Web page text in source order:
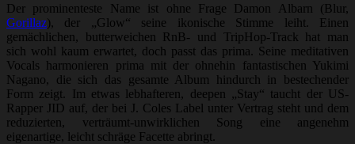
Der prominenteste Name ist ohne Frage Damon Albarn (Blur,
Gorillaz), der „Glow“ seine ikonische Stimme leiht. Einen
gemächlichen, butterweichen RnB- und TripHop-Track hat man
sich wohl kaum erwartet, doch passt das prima. Seine meditativen
Vocals harmonieren prima mit der ohnehin fantastischen Yukimi
Nagano, die sich das gesamte Album hindurch in bestechender
Form zeigt. Im etwas lebhafteren, deepen „Stay“ taucht der US-
Rapper JID auf, der bei J. Coles Label unter Vertrag steht und dem
reduzierten, verträumt-unwirklichen Song eine angenehm
eigenartige, leicht schräge Facette abringt.